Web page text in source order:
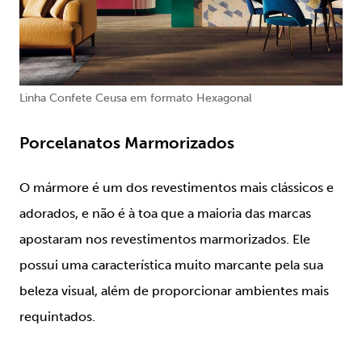
Linha Confete Ceusa em formato Hexagonal
Porcelanatos Marmorizados
O mármore é um dos revestimentos mais clássicos e
adorados, e não é à toa que a maioria das marcas
apostaram nos revestimentos marmorizados. Ele
possui uma característica muito marcante pela sua
beleza visual, além de proporcionar ambientes mais
requintados.